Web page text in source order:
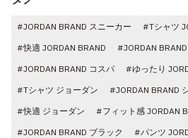
#JORDAN BRAND スニーカー
#Tシャツ
#快適 JORDAN BRAND
#JORDAN
#JORDAN BRAND コスパ
#ゆったり
#Tシャツ ジョーダン
#JORDAN BRAND
#快適 ジョーダン
#フィット感 JORDAN
#JORDAN BRAND ブラック
#パンツ